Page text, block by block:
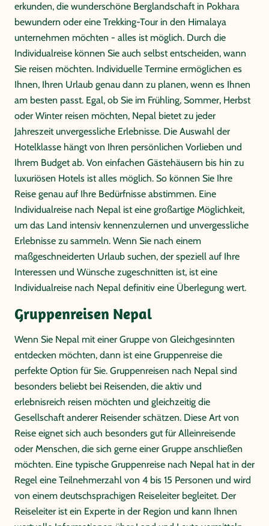
erkunden, die wunderschöne Berglandschaft in Pokhara
bewundern oder eine Trekking-Tour in den Himalaya
unternehmen möchten - alles ist möglich. Durch die
Individualreise können Sie auch selbst entscheiden, wann
Sie reisen möchten. Individuelle Termine ermöglichen es
Ihnen, Ihren Urlaub genau dann zu planen, wenn es Ihnen
am besten passt. Egal, ob Sie im Frühling, Sommer, Herbst
oder Winter reisen möchten, Nepal bietet zu jeder
Jahreszeit unvergessliche Erlebnisse. Die Auswahl der
Hotelklasse hängt von Ihren persönlichen Vorlieben und
Ihrem Budget ab. Von einfachen Gästehäusern bis hin zu
luxuriösen Hotels ist alles möglich. So können Sie Ihre
Reise genau auf Ihre Bedürfnisse abstimmen. Eine
Individualreise nach Nepal ist eine großartige Möglichkeit,
um das Land intensiv kennenzulernen und unvergessliche
Erlebnisse zu sammeln. Wenn Sie nach einem
maßgeschneiderten Urlaub suchen, der speziell auf Ihre
Interessen und Wünsche zugeschnitten ist, ist eine
Individualreise nach Nepal definitiv eine Überlegung wert.
Gruppenreisen Nepal
Wenn Sie Nepal mit einer Gruppe von Gleichgesinnten
entdecken möchten, dann ist eine Gruppenreise die
perfekte Option für Sie. Gruppenreisen nach Nepal sind
besonders beliebt bei Reisenden, die aktiv und
erlebnisreich reisen möchten und gleichzeitig die
Gesellschaft anderer Reisender schätzen. Diese Art von
Reise eignet sich auch besonders gut für Alleinreisende
oder Menschen, die sich gerne einer Gruppe anschließen
möchten. Eine typische Gruppenreise nach Nepal hat in der
Regel eine Teilnehmerzahl von 4 bis 15 Personen und wird
von einem deutschsprachigen Reiseleiter begleitet. Der
Reiseleiter ist ein Experte in der Region und kann Ihnen